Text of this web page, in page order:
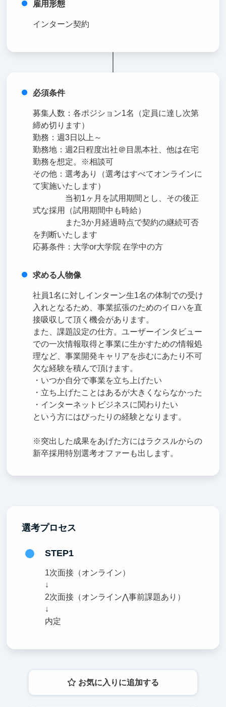
雇用形態
インターン契約
必須条件
募集人数：各ポジション1名（定員に達し次第
締め切ります）
勤務：週3日以上～
勤務地：週2日程度出社＠目黒本社、他は在宅
勤務を想定。※相談可
その他：選考あり（選考はすべてオンラインに
て実施いたします）
当初1ヶ月を試用期間とし、その後正
式な採用（試用期間中も時給）
また3か月経過時点で契約の継続可否
を判断いたします
応募条件：大学or大学院 在学中の方
求める人物像
社員1名に対しインターン生1名の体制での受け
入れとなるため、事業拡張のためのイロハを直
接吸収して頂く機会があります。
また、課題設定の仕方。ユーザーインタビュー
での一次情報取得と事業に生かすための情報処
理など、事業開発キャリアを歩むにあたり不可
欠な経験を積んで頂けます。
・いつか自分で事業を立ち上げたい
・立ち上げたことはあるが大きくならなかった
・インターネットビジネスに関わりたい
という方にはぴったりの経験となります。
※突出した成果をあげた方にはラクスルからの
新卒採用特別選考オファーも出します。
選考プロセス
STEP1
1次面接（オンライン）
↓
2次面接（オンライン⋀事前課題あり）
↓
内定
お気に入りに追加する